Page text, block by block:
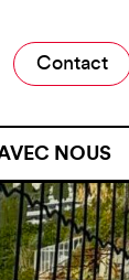
NOUS
À L’ANAFÉ
DE STAGE
Contact